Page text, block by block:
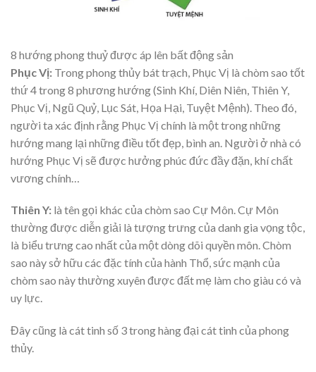
8 hướng phong thuỷ được áp lên bất động sản
Phục Vị: Trong phong thủy bát trạch, Phục Vị là chòm sao tốt
thứ 4 trong 8 phương hướng (Sinh Khí, Diên Niên, Thiên Y,
Phục Vị, Ngũ Quỷ, Lục Sát, Họa Hại, Tuyệt Mệnh). Theo đó,
người ta xác định rằng Phục Vị chính là một trong những
hướng mang lại những điều tốt đẹp, bình an. Người ở nhà có
hướng Phục Vị sẽ được hưởng phúc đức đầy đặn, khí chất
vương chính…
Thiên Y: là tên gọi khác của chòm sao Cự Môn. Cự Môn
thường được diễn giải là tượng trưng của danh gia vọng tộc,
là biểu trưng cao nhất của một dòng dõi quyền môn. Chòm
sao này sở hữu các đặc tính của hành Thổ, sức mạnh của
chòm sao này thường xuyên được đất mẹ làm cho giàu có và
uy lực.
Đây cũng là cát tinh số 3 trong hàng đại cát tinh của phong
thủy.